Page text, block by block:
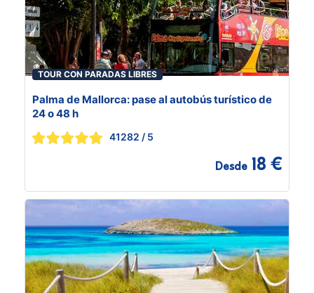
TOUR CON PARADAS LIBRES
Palma de Mallorca: pase al autobús turístico de
24 o 48 h
41282 / 5
Desde 18 €